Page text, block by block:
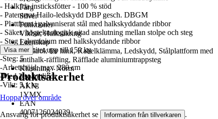
Färg
Silver
Funktioner
Vikbar, Halksäkring
Egenskap
Stegkrok för hink, Kabelklämma, Ledskydd, Stålplattform med
antihalk-räffling, Räfflade aluminiumtrappsteg
Klassning / Norm
EN 131
AKN
1YMX
EAN
4007126024039
- Halkfria insticksfötter - 100 % stöd
- Patenterat Hailo-ledskydd DBP gesch. DBGM
- Plattform i galvaniserat stål med halkskyddande ribbor
- Säker, högteknologisk nitad anslutning mellan stolpe och steg
- Steg i aluminium med halkskyddande ribbor
- Lastkapacitet upp till 150 kg
-Steg: 5
-Arbetshöjd: max. 280 cm
-Med 2 spännlinor
-Vikt: 5,1 kg
Visa mer
Produktsäkerhet
Hoppa över område
Ansvarig för produktsäkerhet se Information från tillverkaren .